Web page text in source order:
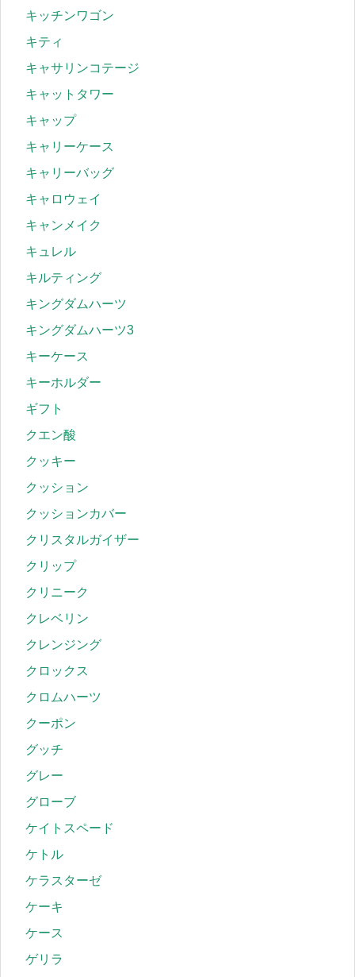
キッチンワゴン
キティ
キャサリンコテージ
キャットタワー
キャップ
キャリーケース
キャリーバッグ
キャロウェイ
キャンメイク
キュレル
キルティング
キングダムハーツ
キングダムハーツ3
キーケース
キーホルダー
ギフト
クエン酸
クッキー
クッション
クッションカバー
クリスタルガイザー
クリップ
クリニーク
クレベリン
クレンジング
クロックス
クロムハーツ
クーポン
グッチ
グレー
グローブ
ケイトスペード
ケトル
ケラスターゼ
ケーキ
ケース
ゲリラ